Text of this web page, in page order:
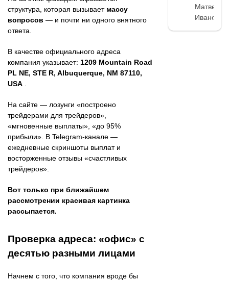
структура, которая вызывает массу
вопросов — и почти ни одного внятного
ответа.
В качестве официального адреса
компания указывает: 1209 Mountain Road
PL NE, STE R, Albuquerque, NM 87110,
USA
На сайте — лозунги «построено
трейдерами для трейдеров»,
«мгновенные выплаты», «до 95%
прибыли». В Telegram-канале —
ежедневные скриншоты выплат и
восторженные отзывы «счастливых
трейдеров».
Вот только при ближайшем
рассмотрении красивая картинка
рассыпается.
Проверка адреса: «офис» с
десятью разными лицами
Начнем с того, что компания вроде бы
Матвей
Иванов